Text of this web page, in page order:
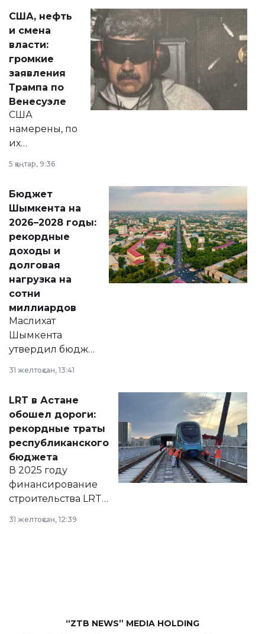
актуальных тем —
от слухов о
политических
реформах до
вопросов армии,
экономики и
личного здоровья.
США, нефть
и смена
власти:
громкие
заявления
Трампа по
Венесуэле
США
намерены, по
их
принести
народу
Венесуэлы.
5 қаңтар, 9:36
Бюджет
Шымкента на
2026–2028 годы:
рекордные
доходы и
долговая
нагрузка на
сотни
миллиардов
Маслихат
Шымкента
утвердил бюджет
2028 годы.
документ
появился в базе
нормативных
правовых актов и
на сайте маслихат
города.
31 желтоқсан, 13:41
LRT в Астане
обошел дороги:
рекордные траты
республиканского
бюджета
В 2025 году
финансирование
строительства LRT
республиканского
31 желтоқсан, 12:39
“ZTB NEWS” MEDIA HOLDING